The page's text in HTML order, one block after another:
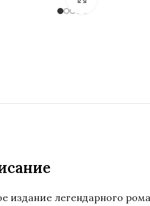
издание легендарного